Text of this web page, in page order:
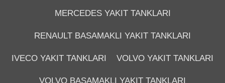
MERCEDES YAKIT TANKLARI
RENAULT BASAMAKLI YAKIT TANKLARI
IVECO YAKIT TANKLARI VOLVO YAKIT TANKLARI
VOLVO BASAMAKLI YAKIT TANKLARI